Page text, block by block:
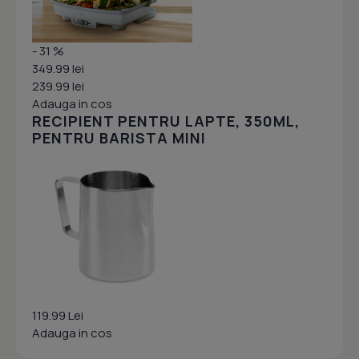
- 31 %
349.99 lei
239.99 lei
Adauga in cos
RECIPIENT PENTRU LAPTE, 350ML,
PENTRU BARISTA MINI
119.99 Lei
Adauga in cos